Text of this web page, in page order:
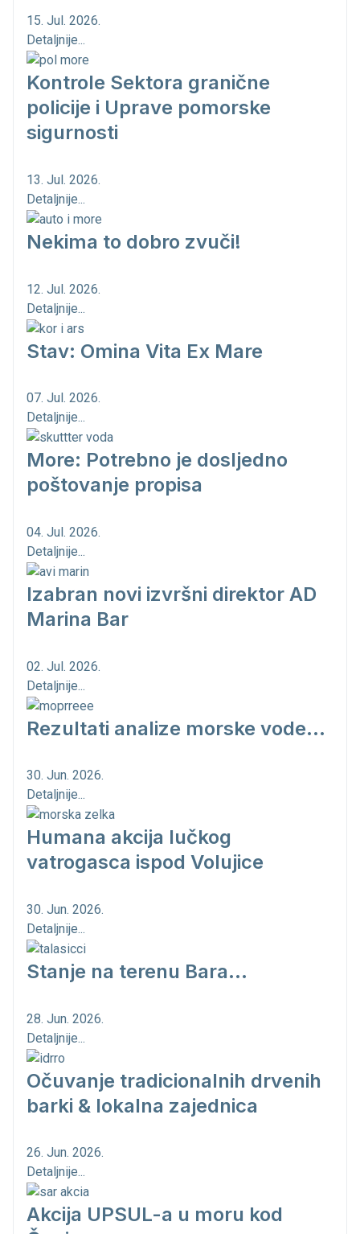
15. Jul. 2026.
Detaljnije...
Kontrole Sektora granične
policije i Uprave pomorske
sigurnosti
13. Jul. 2026.
Detaljnije...
Nekima to dobro zvuči!
12. Jul. 2026.
Detaljnije...
Stav: Omina Vita Ex Mare
07. Jul. 2026.
Detaljnije...
More: Potrebno je dosljedno
poštovanje propisa
04. Jul. 2026.
Detaljnije...
Izabran novi izvršni direktor AD
Marina Bar
02. Jul. 2026.
Detaljnije...
Rezultati analize morske vode...
30. Jun. 2026.
Detaljnije...
Humana akcija lučkog
vatrogasca ispod Volujice
30. Jun. 2026.
Detaljnije...
Stanje na terenu Bara...
28. Jun. 2026.
Detaljnije...
Očuvanje tradicionalnih drvenih
barki & lokalna zajednica
26. Jun. 2026.
Detaljnije...
Akcija UPSUL-a u moru kod